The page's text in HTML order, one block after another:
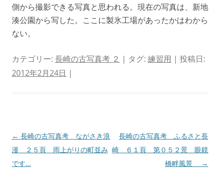
側から撮影できる写真と思われる。現在の写真は、新地
湊公園から写した。ここに製氷工場があったかはわから
ない。
カテゴリー: 長崎の古写真考 ２ | タグ: 練習用 | 投稿日:
2012年2月24日 |
投
稿
ナ
← 長崎の古写真考 ながさき浪
漫 ２５頁 雨上がりの町並み
です…
長崎の古写真考 ふるさと長
崎 ６１頁 第０５２景 眼鏡
橋畔風景
→